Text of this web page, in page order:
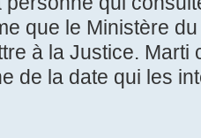
que le Ministère
à la Justice. Marti
de la date qui les